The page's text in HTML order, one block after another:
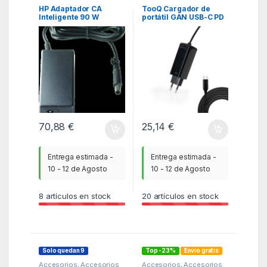
HP Adaptador CA
Inteligente 90 W
70,88€
Entrega estimada -
10 - 12 de Agosto
8 artículos en stock
TooQ Cargador de
portátil GAN USB-C PD
25,14€
Entrega estimada -
10 - 12 de Agosto
20 artículos en stock
Solo quedan 9
Accesorios,Accesorios
Top -23% Envío gratis
Accesorios,Accesorios